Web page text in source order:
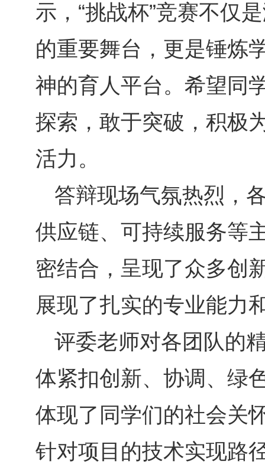
示，“挑战杯”竞赛不仅
的重要舞台，更是锤炼
神的育人平台。希望同
探索，敢于突破，积极
活力。
答辩现场气氛热烈，
供应链、可持续服务等
密结合，呈现了众多创
展现了扎实的专业能力
评委老师对各团队的
体紧扣创新、协调、绿
体现了同学们的社会关
针对项目的技术实现路